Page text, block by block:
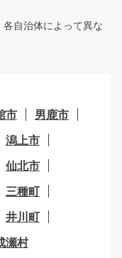
自治体によって異な
市
男鹿市
潟上市
仙北市
三種町
井川町
瀬村